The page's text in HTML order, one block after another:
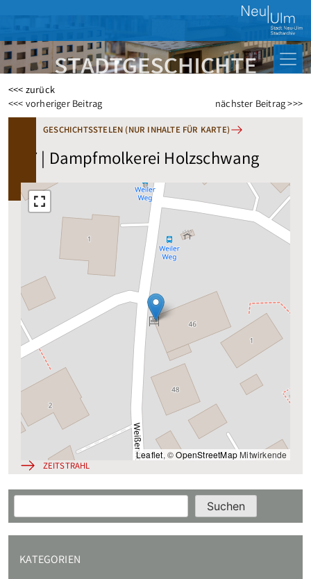
<<< zurück
Beitragsnavigation
<<< vorheriger Beitrag nächster Beitrag >>>
GESCHICHTSSTELEN (NUR INHALTE FÜR KARTE)
77 | Dampfmolkerei Holzschwang
Leaflet, ©OpenStreetMapMitwirkende
ZEITSTRAHL
Suchen Suchen
KATEGORIEN